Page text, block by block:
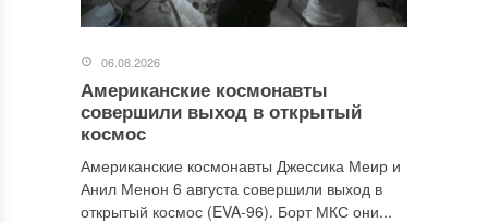
06.08.2026
Американские космонавты
совершили выход в открытый
космос
Американские космонавты Джессика Меир и
Анил Менон 6 августа совершили выход в
открытый космос (EVA-96). Борт МКС они...